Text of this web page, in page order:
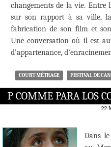
changements de la vie.
sur son rapport à sa ville,
fabrication de son film et
Une conversation où il est
d’appartenance,
COURT-MÉTRAGE FESTIVAL DE
P COMME PARA LOS
22
Dans